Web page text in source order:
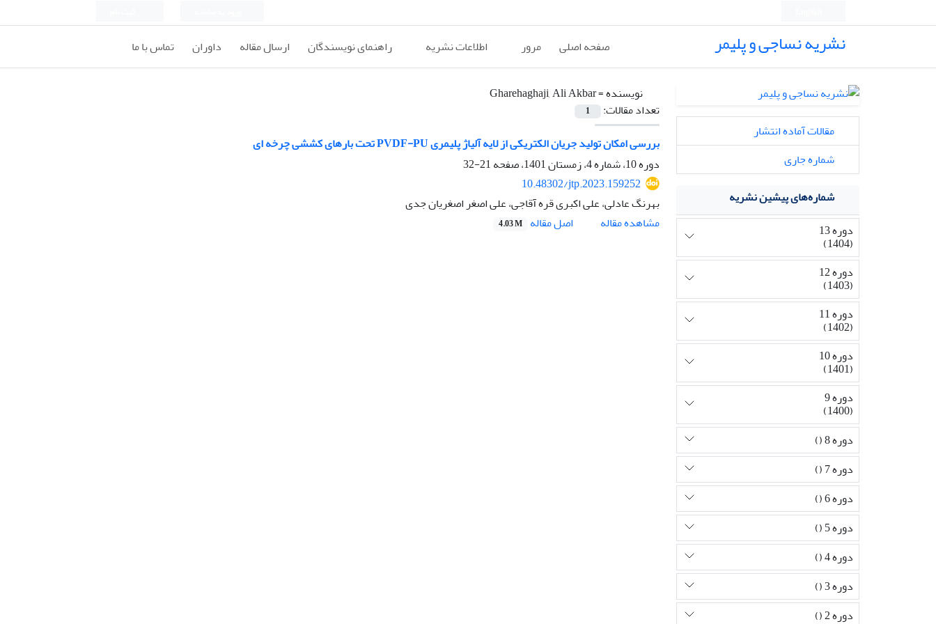
نشریه نساجی و پلیمر صفحه اصلی مرور اطلاعات نشریه راهنمای نویسندگان ارسال مقاله داوران تماس با ما
نویسنده =Gharehaghaji, Ali Akbar
تعداد مقالات:
1
بررسی امکان تولید جریان الکتریکی از لایه آلیاژ پلیمری PVDF-PU تحت بارهای کششی چرخه ای
دوره 10، شماره 4، زمستان 1401، صفحه
21-32
10.48302/jtp.2023.159252
بهرنگ عادلی، علی اکبری قره آقاجی، علی اصغر اصغریان جدی
مشاهده مقاله
اصل مقاله 4.03 M
مقالات آماده انتشار
شماره جاری
شماره‌های پیشین نشریه
دوره 13
(1404)
دوره 12
(1403)
دوره 11
(1402)
دوره 10
(1401)
دوره 9
(1400)
دوره 8 ()
دوره 7 ()
دوره 6 ()
دوره 5 ()
دوره 4 ()
دوره 3 ()
دوره 2 ()